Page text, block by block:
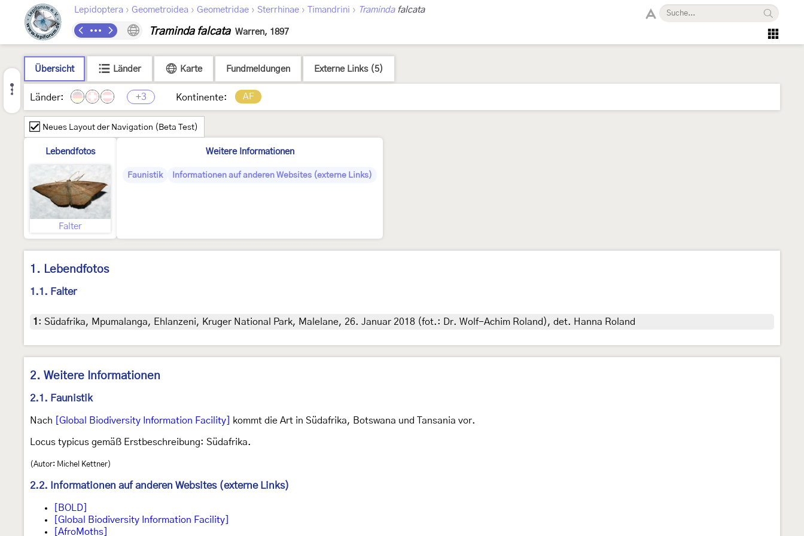
Lepidoptera › Geometroidea › Geometridae › Sterrhinae › Timandrini › Tramindafalcata
Traminda falcata Warren, 1897
Übersicht Länder Karte Fundmeldungen Externe Links (5)
Länder: +3 Kontinente: AF
Neues Layout der Navigation (Beta Test)
Lebendfotos
Falter
Weitere Informationen
Faunistik Informationen auf anderen Websites (externe Links)
1. Lebendfotos
1.1. Falter
1 : Südafrika, Mpumalanga, Ehlanzeni, Kruger National Park, Malelane, 26. Januar 2018 (fot.: Dr. Wolf-Achim Roland), det. Hanna Roland
2. Weitere Informationen
2.1. Faunistik
Nach [Global Biodiversity Information Facility] kommt die Art in Südafrika, Botswana und Tansania vor.
Locus typicus gemäß Erstbeschreibung: Südafrika.
(Autor: Michel Kettner)
2.2. Informationen auf anderen Websites (externe Links)
[BOLD]
[Global Biodiversity Information Facility]
[AfroMoths]